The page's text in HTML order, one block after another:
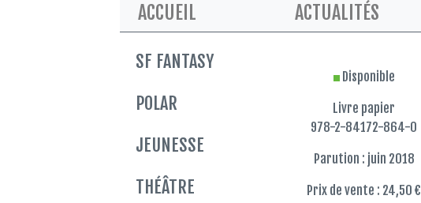
ACCUEIL ACTUALITÉS
SF FANTASY
POLAR
JEUNESSE
THÉÂTRE
Disponible
Livre papier
978-2-84172-864-0
Parution : juin 2018
Prix de vente : 24,50 €